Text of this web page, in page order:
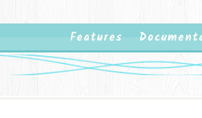
Features